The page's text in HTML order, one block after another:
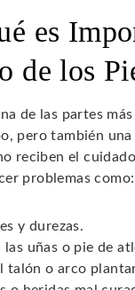
es
de los
de las partes
pero también una
reciben el
problemas como:
y durezas.
las uñas o pie de
talón o arco